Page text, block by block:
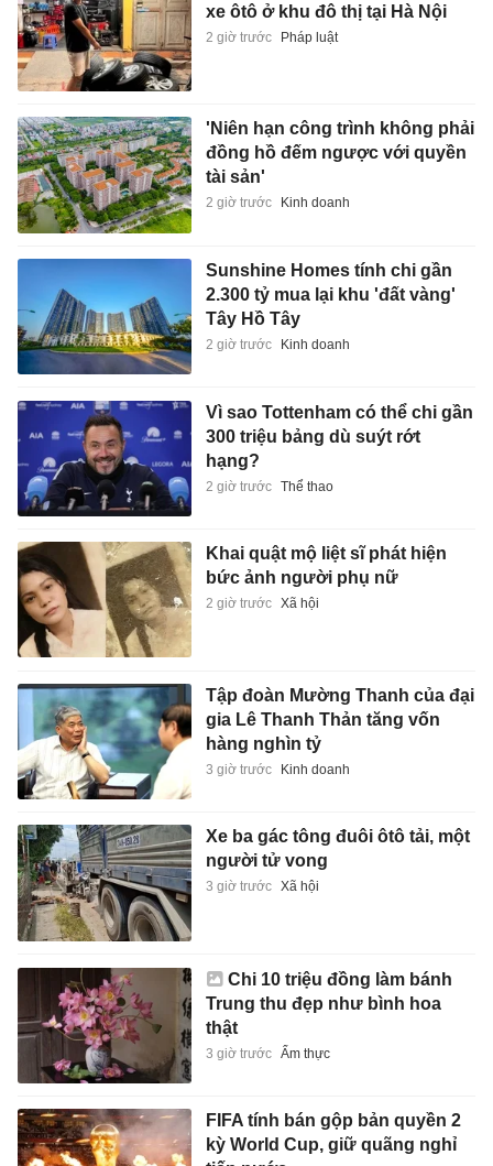
xe ôtô ở khu đô thị tại Hà Nội
2 giờ trước Pháp luật
'Niên hạn công trình không phải
đồng hồ đếm ngược với quyền
tài sản'
2 giờ trước Kinh doanh
Sunshine Homes tính chi gần
2.300 tỷ mua lại khu 'đất vàng'
Tây Hồ Tây
2 giờ trước Kinh doanh
Vì sao Tottenham có thể chi gần
300 triệu bảng dù suýt rớt
hạng?
2 giờ trước Thể thao
Khai quật mộ liệt sĩ phát hiện
bức ảnh người phụ nữ
2 giờ trước Xã hội
Tập đoàn Mường Thanh của đại
gia Lê Thanh Thản tăng vốn
hàng nghìn tỷ
3 giờ trước Kinh doanh
Xe ba gác tông đuôi ôtô tải, một
người tử vong
3 giờ trước Xã hội
Chi 10 triệu đồng làm bánh
Trung thu đẹp như bình hoa
thật
3 giờ trước Ẩm thực
FIFA tính bán gộp bản quyền 2
kỳ World Cup, giữ quãng nghỉ